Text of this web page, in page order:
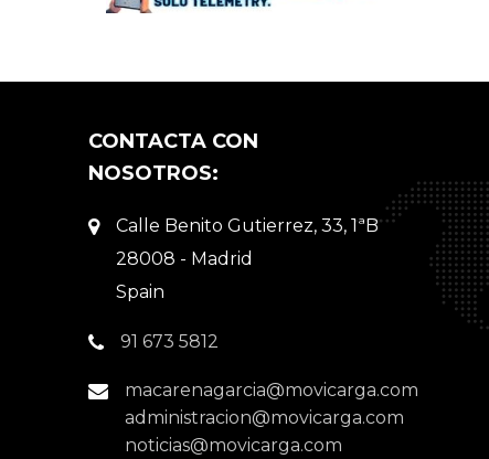
CONTACTA CON
NOSOTROS:
Calle Benito Gutierrez, 33, 1ªB
28008 - Madrid
Spain
91 673 5812
macarenagarcia@movicarga.com
administracion@movicarga.com
noticias@movicarga.com